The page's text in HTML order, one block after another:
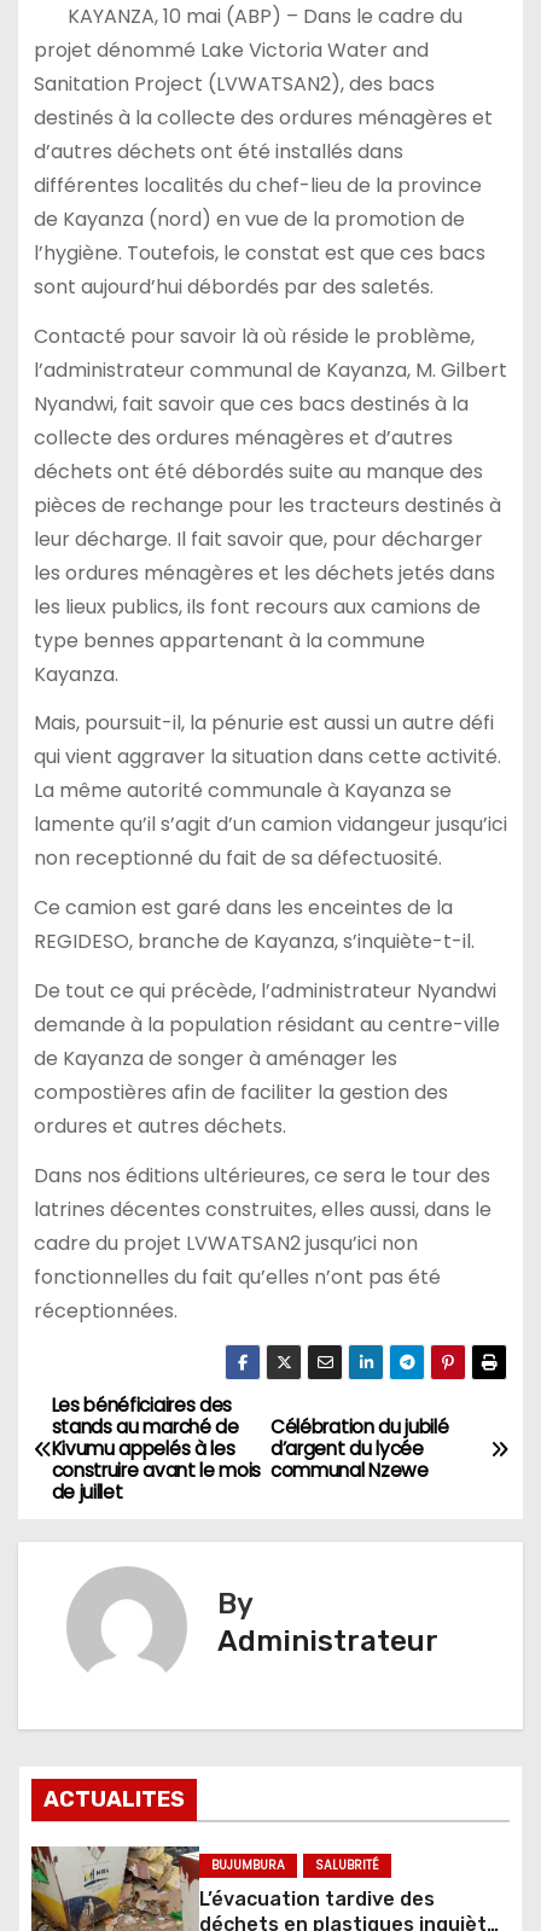
KAYANZA, 10 mai (ABP) – Dans le cadre du
projet dénommé Lake Victoria Water and
Sanitation Project (LVWATSAN2), des bacs
destinés à la collecte des ordures ménagères et
d’autres déchets ont été installés dans
différentes localités du chef-lieu de la province
de Kayanza (nord) en vue de la promotion de
l’hygiène. Toutefois, le constat est que ces bacs
sont aujourd’hui débordés par des saletés.
Contacté pour savoir là où réside le problème,
l’administrateur communal de Kayanza, M. Gilbert
Nyandwi, fait savoir que ces bacs destinés à la
collecte des ordures ménagères et d’autres
déchets ont été débordés suite au manque des
pièces de rechange pour les tracteurs destinés à
leur décharge. Il fait savoir que, pour décharger
les ordures ménagères et les déchets jetés dans
les lieux publics, ils font recours aux camions de
type bennes appartenant à la commune
Kayanza.
Mais, poursuit-il, la pénurie est aussi un autre défi
qui vient aggraver la situation dans cette activité.
La même autorité communale à Kayanza se
lamente qu’il s’agit d’un camion vidangeur jusqu’ici
non receptionné du fait de sa défectuosité.
Ce camion est garé dans les enceintes de la
REGIDESO, branche de Kayanza, s’inquiète-t-il.
De tout ce qui précède, l’administrateur Nyandwi
demande à la population résidant au centre-ville
de Kayanza de songer à aménager les
compostières afin de faciliter la gestion des
ordures et autres déchets.
Dans nos éditions ultérieures, ce sera le tour des
latrines décentes construites, elles aussi, dans le
cadre du projet LVWATSAN2 jusqu’ici non
fonctionnelles du fait qu’elles n’ont pas été
réceptionnées.
Navigation
de
Célébration du jubilé
d’argent du lycée
communal Nzewe
Les bénéficiaires des
stands au marché de
Kivumu appelés à les
construire avant le mois
de juillet
By
Administrateur
ACTUALITES
BUJUMBURA SALUBRITÉ
L’évacuation tardive des
déchets en plastiques inquiète